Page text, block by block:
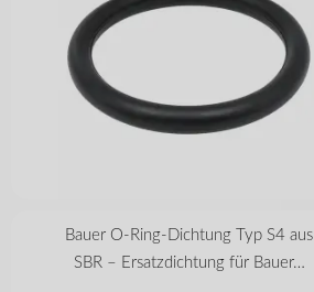
50 mm 89 mm 108 mm 133 mm
Bauer O-Ring-Dichtung Typ S4 aus
SBR – Ersatzdichtung für Bauer…